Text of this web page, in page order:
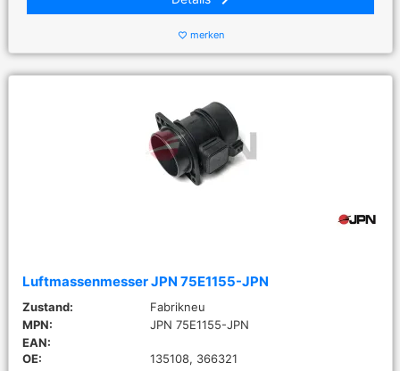
favorite_border merken
Luftmassenmesser JPN 75E1155-JPN
Zustand:
Fabrikneu
MPN:
JPN 75E1155-JPN
EAN:
OE:
135108, 366321